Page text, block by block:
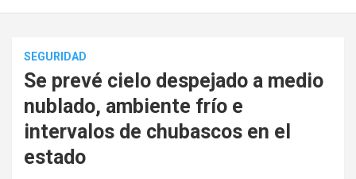
SEGURIDAD
Se prevé cielo despejado a medio
nublado, ambiente frío e
intervalos de chubascos en el
estado